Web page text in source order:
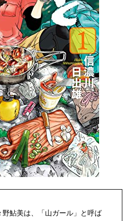
鮎美は、「山ガール」と呼ば